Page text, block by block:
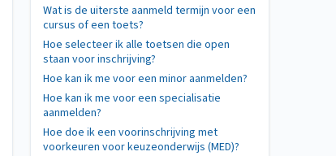
Wat is de uiterste aanmeld termijn voor een
cursus of een toets?
Hoe selecteer ik alle toetsen die open
staan voor inschrijving?
Hoe kan ik me voor een minor aanmelden?
Hoe kan ik me voor een specialisatie
aanmelden?
Hoe doe ik een voorinschrijving met
voorkeuren voor keuzeonderwijs (MED)?